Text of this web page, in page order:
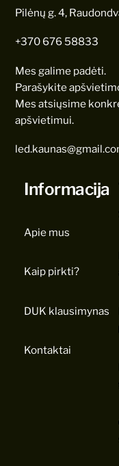
Pilėnų g. 4,
+370 676 58833
Mes galime padėti.
Parašykite
Mes atsiųsime
apšvietimui.
Informacija
Apie mus
Kaip pirkti?
DUK klausimynas
Kontaktai